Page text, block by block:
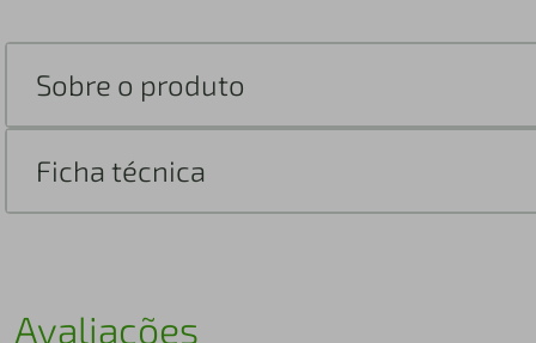
Sobre o produto
Ficha técnica
Avaliações